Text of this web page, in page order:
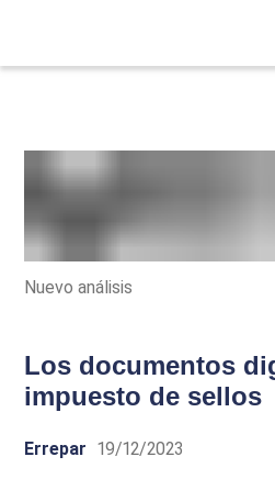
Nuevo análisis
Los documentos
impuesto de sellos
Errepar 19/12/2023